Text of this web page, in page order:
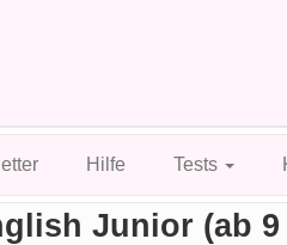
Hilfe Tests
Junior (ab 9